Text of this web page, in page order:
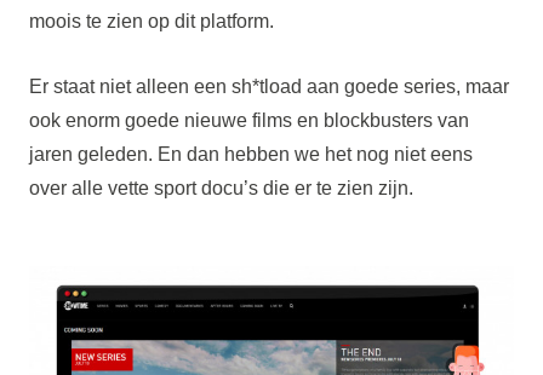
moois te zien op dit platform.
Er staat niet alleen een sh*tload aan goede series, maar
ook enorm goede nieuwe films en blockbusters van
jaren geleden. En dan hebben we het nog niet eens
over alle vette sport docu’s die er te zien zijn.